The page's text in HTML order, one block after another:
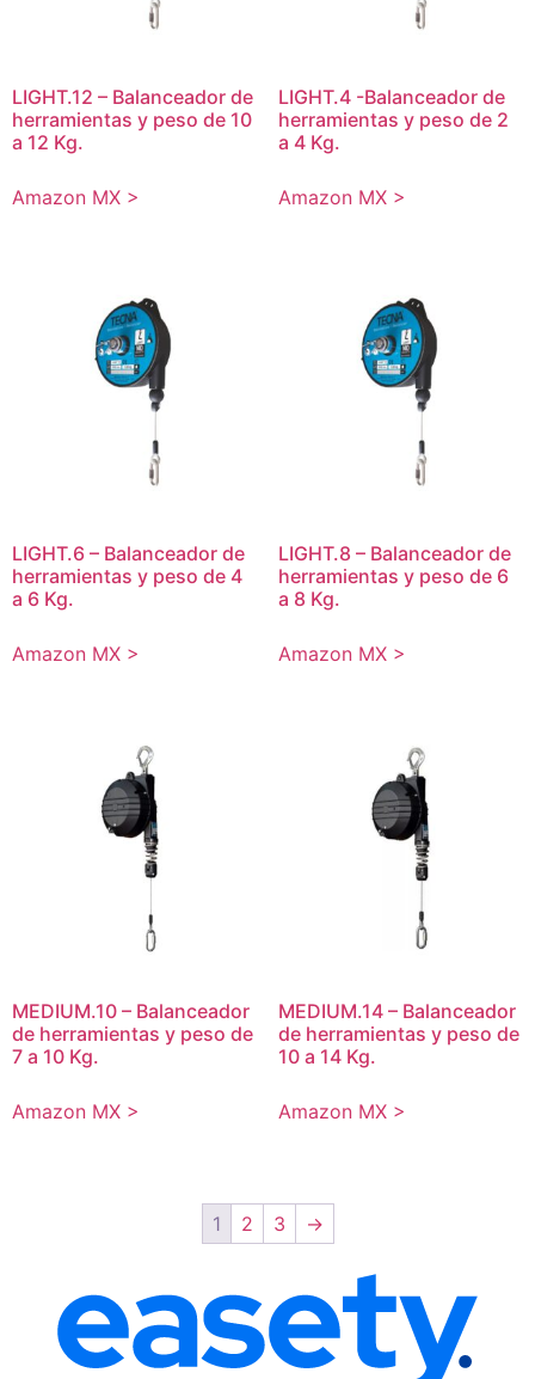
LIGHT.12 – Balanceador de
herramientas y peso de 10
a 12 Kg.
Amazon MX >
LIGHT.4 -Balanceador de
herramientas y peso de 2
a 4 Kg.
Amazon MX >
LIGHT.6 – Balanceador de
herramientas y peso de 4
a 6 Kg.
Amazon MX >
LIGHT.8 – Balanceador de
herramientas y peso de 6
a 8 Kg.
Amazon MX >
MEDIUM.10 – Balanceador
de herramientas y peso de
7 a 10 Kg.
Amazon MX >
MEDIUM.14 – Balanceador
de herramientas y peso de
10 a 14 Kg.
Amazon MX >
1 2 3 →